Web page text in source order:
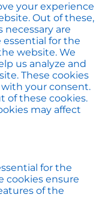
your experience
Out of these,
are
essential for the
website. We
us analyze and
These cookies
your consent.
of these cookies.
may affect
for the
cookies ensure
of the